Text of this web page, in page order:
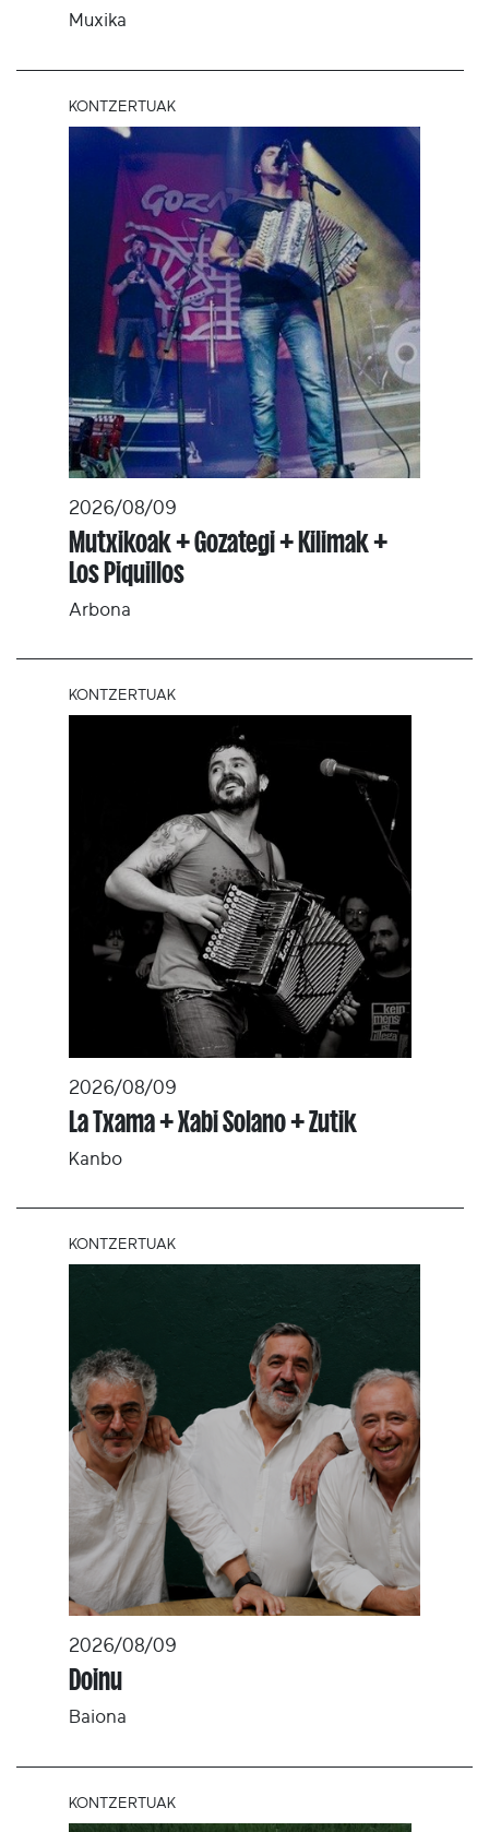
Muxika
KONTZERTUAK
2026/08/09
Mutxikoak + Gozategi + Kilimak +
Los Piquillos
Arbona
KONTZERTUAK
2026/08/09
La Txama + Xabi Solano + Zutik
Kanbo
KONTZERTUAK
2026/08/09
Doinu
Baiona
KONTZERTUAK